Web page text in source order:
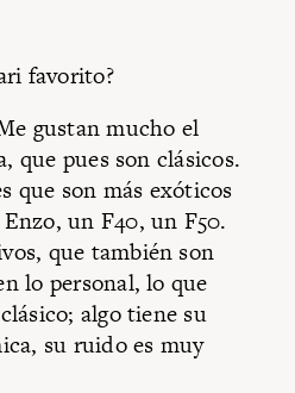
favorito?
gustan mucho el
que pues son clásicos.
que son más exóticos
un F40, un F50.
que también son
lo personal, lo que
algo tiene su
su ruido es muy